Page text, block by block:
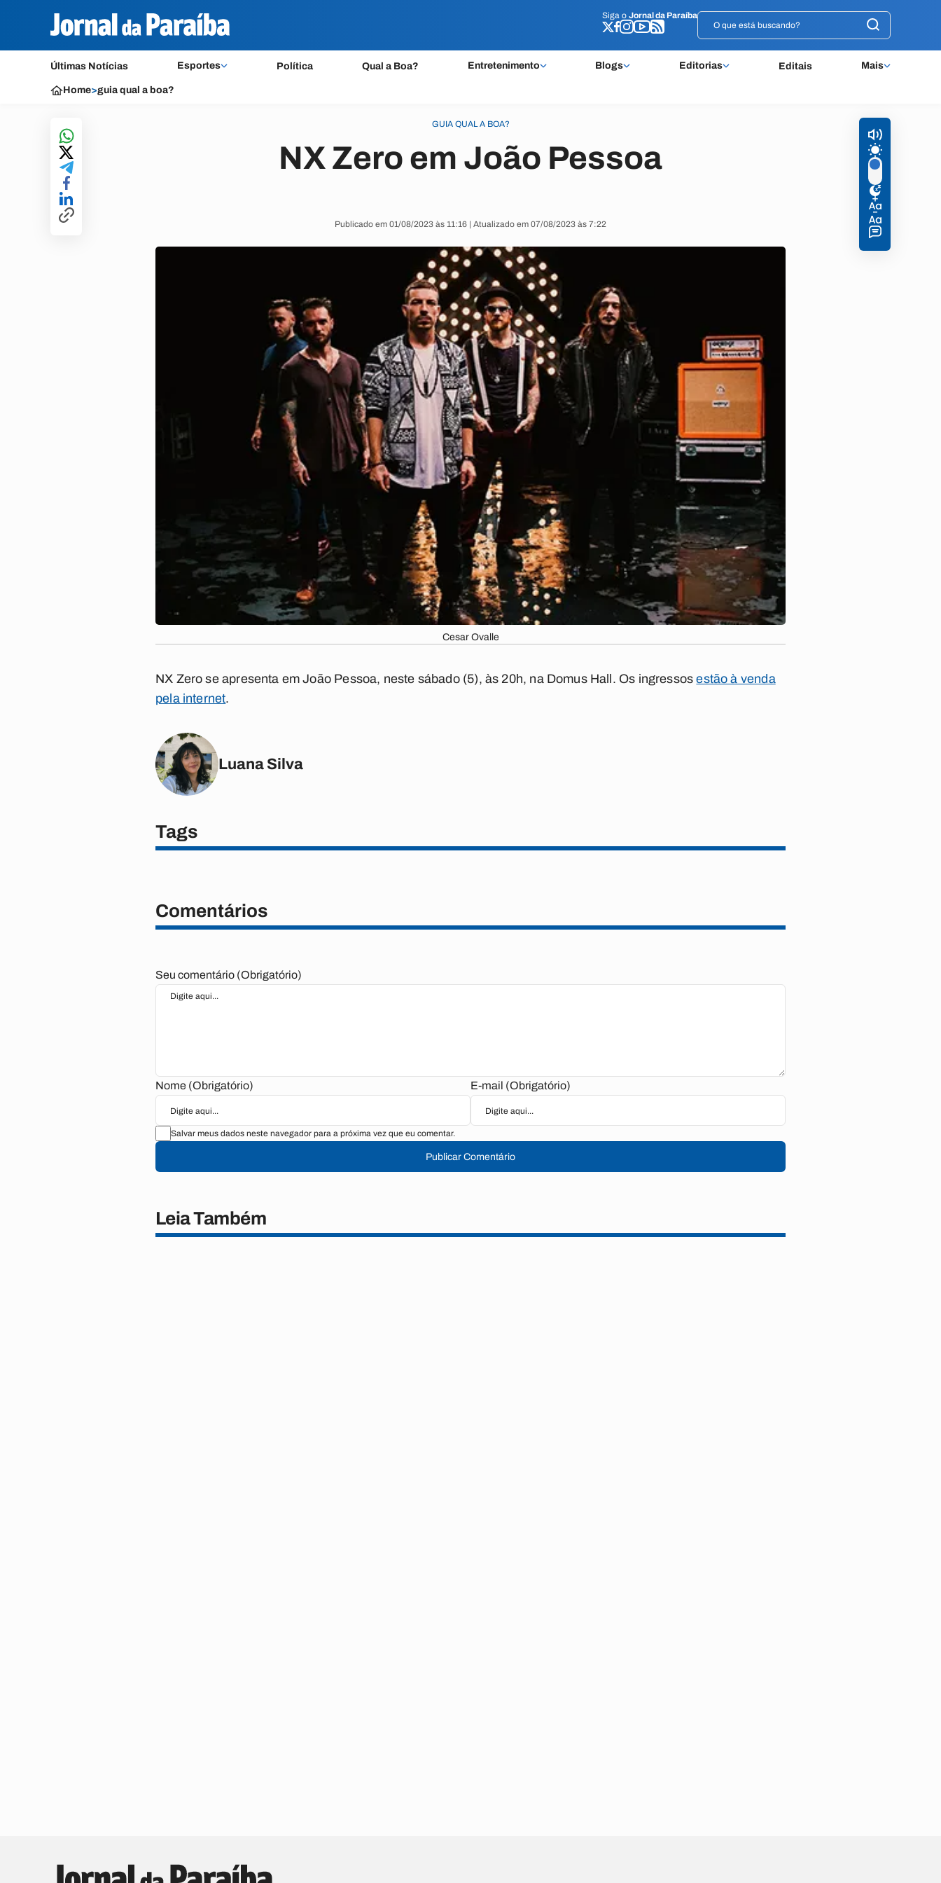
Siga o Jornal da Paraíba
Últimas Notícias Esportes Política Qual a Boa? Entretenimento Blogs Editorias Editais Mais
Siga o Jornal da Paraíba
Home>guia qual a boa?
GUIA QUAL A BOA?
NX Zero em João Pessoa
Publicado em 01/08/2023 às 11:16 | Atualizado em 07/08/2023 às 7:22
Cesar Ovalle
NX Zero se apresenta em João Pessoa, neste sábado (5), às 20h, na Domus Hall. Os ingressosestão à venda
pela internet.
Luana Silva
Tags
Comentários
Seu comentário (Obrigatório)
Nome (Obrigatório) E-mail (Obrigatório)
Salvar meus dados neste navegador para a próxima vez que eu comentar.
Publicar Comentário
Leia Também